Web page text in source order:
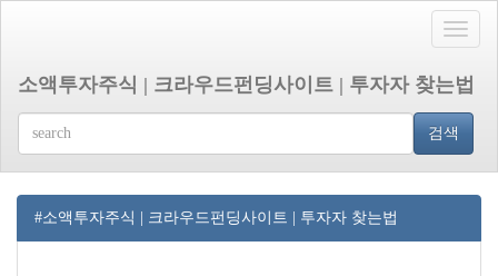
Toggle
소액투자주식 | 크라우드펀딩사이트 | 투자자 찾는법
검색
#소액투자주식 | 크라우드펀딩사이트 | 투자자 찾는법